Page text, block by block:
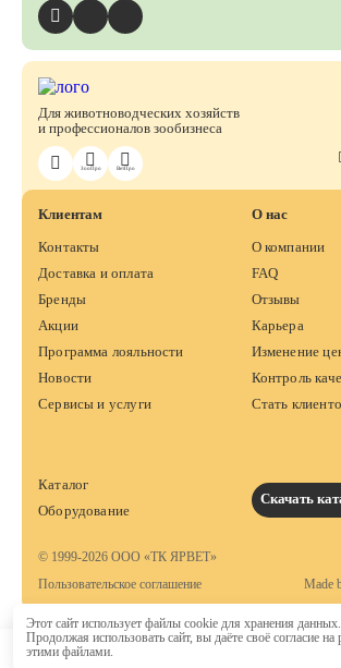
ЗооПро ВетПро
Для животноводческих хозяйств
и профессионалов зообизнеса
Клиентам
Контакты
Доставка и оплата
Бренды
Акции
Программа лояльности
Новости
Сервисы и услуги
О нас
О компании
FAQ
Отзывы
Карьера
Изменение
Контроль
Стать
Каталог
Оборудование
Скачать
© 1999-2026 ООО «ТК ЯРВЕТ»
Пользовательское соглашение
Made
Этот сайт использует файлы cookie для хранения данных.
Продолжая использовать сайт, вы даёте своё согласие на
этими файлами.